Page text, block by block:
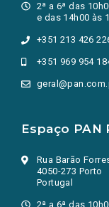
2ª a 6ª das
e das 14h00 às
+351 213 426
+351 969 954
Espaço PAN
Rua Barão
4050-273 Porto
Portugal
2ª a 6ª das